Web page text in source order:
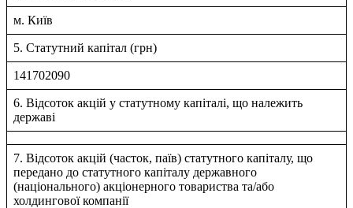
м. Київ
5. Статутний капітал (грн)
141702090
6. Відсоток акцій у статутному капіталі, що належить
державі
7. Відсоток акцій (часток, паїв) статутного капіталу, що
передано до статутного капіталу державного
(національного) акціонерного товариства та/або
холдингової компанії